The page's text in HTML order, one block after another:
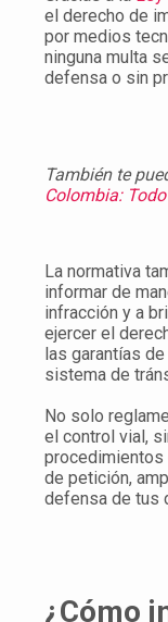
el derecho de
por medios
ninguna multa
defensa o sin
También te
Colombia:
La normativa
informar de
infracción y a
ejercer el
las garantías
sistema de
No solo
el control vial,
procedimientos
de petición,
defensa de tus
¿Cómo